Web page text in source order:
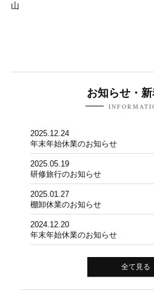
お知らせ・
2025.12.24
年末年始休業のお知らせ
2025.05.19
研修旅行のお知らせ
2025.01.27
棚卸休業のお知らせ
2024.12.20
年末年始休業のお知らせ
全て見る